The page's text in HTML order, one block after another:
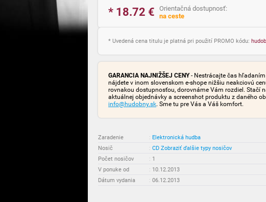
* 18.72 €
Orientačná dostupnosť:
na ceste
* Uvedená cena titulu je platná pri použití PROMO kódu:
GARANCIA NAJNIŽŠEJ CENY- Nestrácajte čas hľadaním
nájdete v inom slovenskom e-shope nižšiu neakciovú
rovnakou dostupnosťou, dorovnáme Vám rozdiel. Stačí
aktuálnej objednávky a screenshot produktu z daného
info@hudobny.sk. Sme tu pre Vás a Váš komfort.
Zaradenie : Elektronická hudba
Nosič
: CD Zobraziť ďalšie typy nosičov
Počet nosičov
: 1
V ponuke od
: 10.12.2013
Dátum vydania
: 06.12.2013